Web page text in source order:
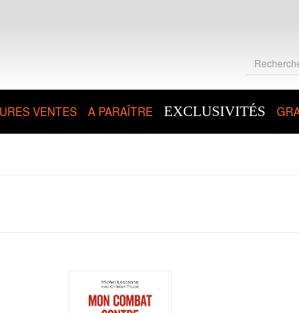
VENTES A PARAÎTRE EXCLUSIVITÉS